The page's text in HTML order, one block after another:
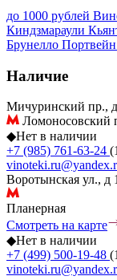
до 1000 рублей
Киндзмараули
Брунелло Портвейн
Наличие
Мичуринский пр.,
Ломоносовский
◆Нет в наличии
+7 (985) 761-63-24
Воротынская ул., д
Планерная
Смотреть на карте
◆Нет в наличии
+7 (499) 500-19-48